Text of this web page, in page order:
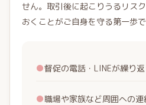
せん。取引後に起こりうるリス
おくことがご自身を守る第一歩で
●督促の電話・LINEが繰り
●職場や家族など周囲への